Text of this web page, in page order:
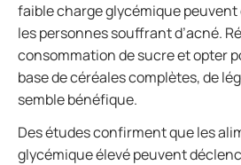
faible charge glycémique
les personnes souffrant d’acné.
consommation de sucre et opter
base de céréales complètes, de
semble bénéfique.
Des études confirment que les
glycémique élevé peuvent